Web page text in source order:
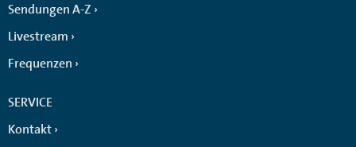
Sendungen A-Z
Livestream
Frequenzen
SERVICE
Kontakt